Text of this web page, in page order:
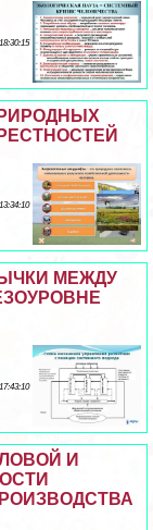
МЕЖДУ
И